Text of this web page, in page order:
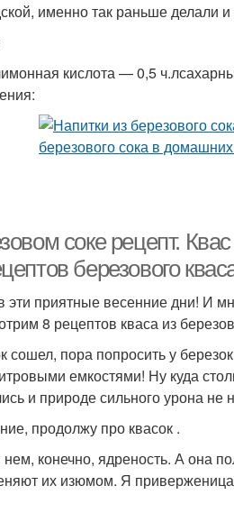
именно так раньше
кислота — 0,5
соке рецепт.
березового
эти приятные весенние дни! И
8 рецептов кваса из
сошел, пора попросить у
емкостями! Ну куда
и природе сильного урона не
продолжу про квасок .
конечно, ядреность. А она
их изюмом. Я